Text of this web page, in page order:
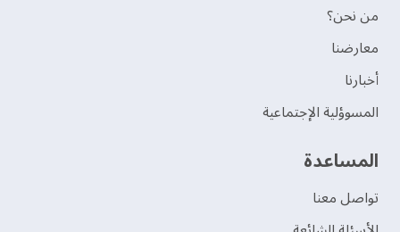
من نحن؟
‫معارضنا‬
‫أخبارنا‬
المسوؤلية الإجتماعية
‫المساعدة‬
تواصل معنا